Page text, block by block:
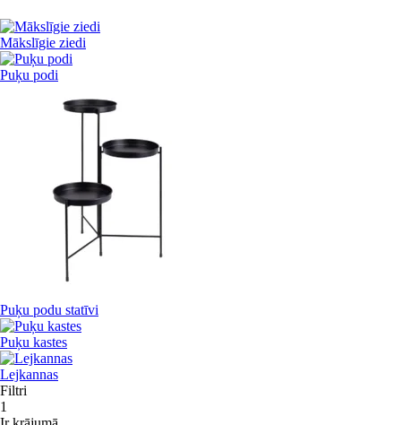
Mākslīgie ziedi
Puķu podi
Puķu podu statīvi
Puķu kastes
Lejkannas
Filtri
1